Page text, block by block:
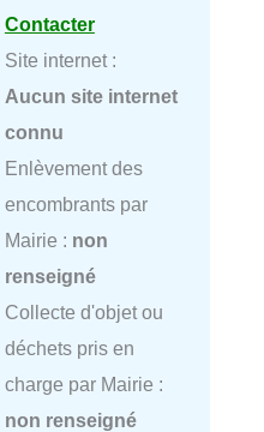
Contacter
Site internet :
Aucun site internet
connu
Enlèvement des
encombrants par
Mairie : non
renseigné
Collecte d'objet ou
déchets pris en
charge par Mairie :
non renseigné